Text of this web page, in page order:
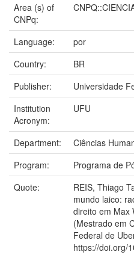
Area (s) of
CNPq:
Language:
por
Country:
BR
Publisher:
Universidade
Institution
Acronym:
UFU
Department:
Ciências
Program:
Programa de
Quote:
REIS, Thiago
mundo laico:
direito em Max
(Mestrado em
Federal de
https://doi.org/